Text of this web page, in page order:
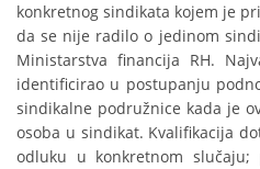
konkretnog sindikata kojem je
da se nije radilo o jedinom
Ministarstva financija RH.
identificirao u postupanju
sindikalne podružnice kada je
osoba u sindikat. Kvalifikacija
odluku u konkretnom